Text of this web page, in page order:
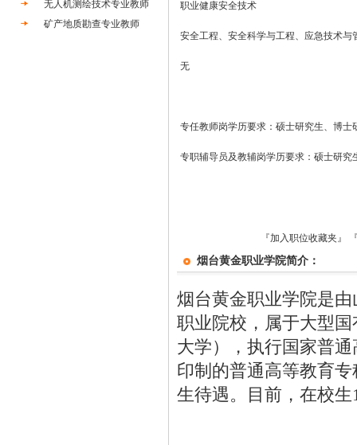
无人机测绘技术专业教师
矿产地质勘查专业教师
职业健康安全技术
安全工程、安全科学与工程、应急技术与
无
专任教师岗学历要求：硕士研究生、博士
专职辅导员及教辅岗学历要求：硕士研究
『加入职位收藏夹』
烟台黄金职业学院简介：
烟台黄金职业学院是
职业院校，属于大型
大学），执行国家普
印制的普通高等教育
生待遇。目前，在校生